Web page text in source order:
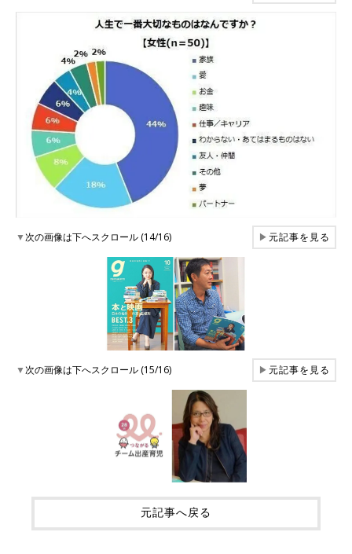
▼次の画像は下へスクロール (14/16) ▶元記事を見る
▼次の画像は下へスクロール (15/16) ▶元記事を見る
元記事へ戻る